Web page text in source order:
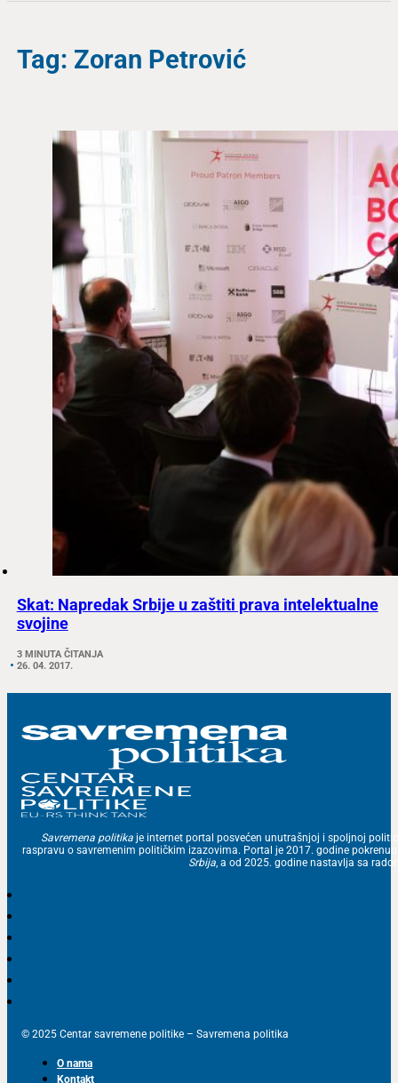
Tag: Zoran Petrović
Skat: Napredak Srbije u zaštiti prava intelektualne
svojine
3 MINUTA ČITANJA
26. 04. 2017.
Savremena politika je internet portal posvećen unutrašnjoj i spoljnoj
raspravu o savremenim političkim izazovima. Portal je 2017. godine
Srbija, a od 2025. godine nastavlja sa
© 2025 Centar savremene politike – Savremena politika
O nama
Kontakt